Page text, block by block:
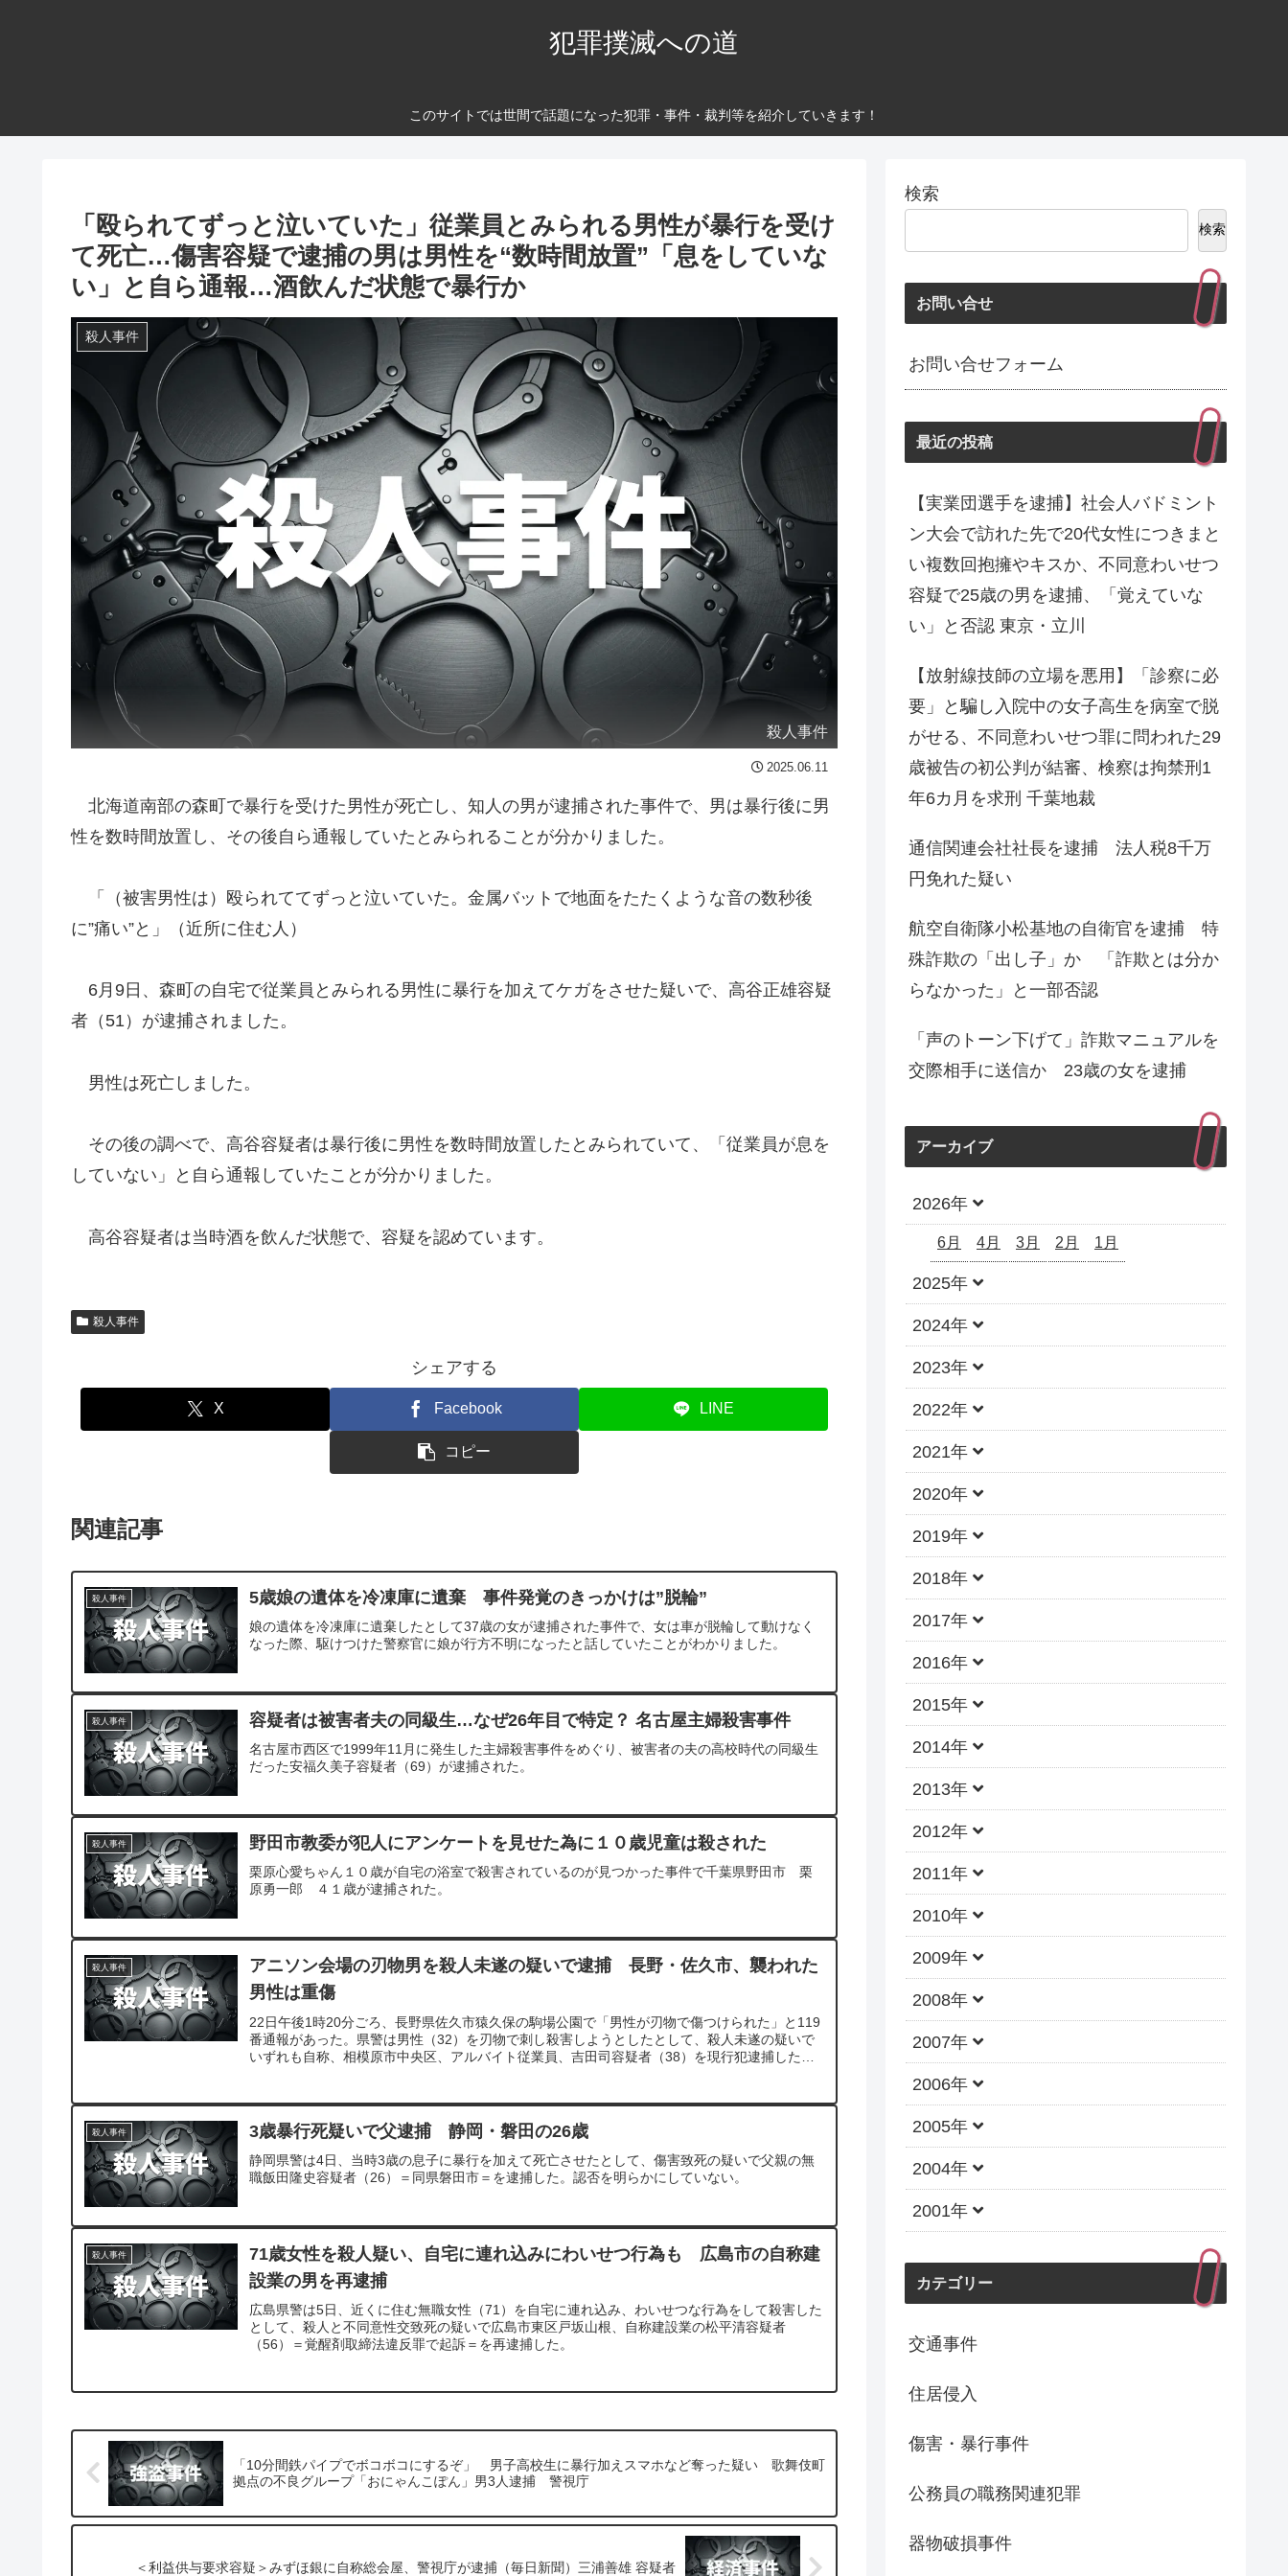
犯罪撲滅への道
このサイトでは世間で話題になった犯罪・事件・裁判等を紹介していきます！
「殴られてずっと泣いていた」従業員とみられる男性が暴行を受け
て死亡…傷害容疑で逮捕の男は男性を“数時間放置”「息をしていな
い」と自ら通報…酒飲んだ状態で暴行か
殺人事件
殺人事件
2025.06.11
北海道南部の森町で暴行を受けた男性が死亡し、知人の男が逮捕された事件で、男は暴行後に男
性を数時間放置し、その後自ら通報していたとみられることが分かりました。
「（被害男性は）殴られててずっと泣いていた。金属バットで地面をたたくような音の数秒後
に”痛い”と」（近所に住む人）
6月9日、森町の自宅で従業員とみられる男性に暴行を加えてケガをさせた疑いで、高谷正雄容疑
者（51）が逮捕されました。
男性は死亡しました。
その後の調べで、高谷容疑者は暴行後に男性を数時間放置したとみられていて、「従業員が息を
していない」と自ら通報していたことが分かりました。
高谷容疑者は当時酒を飲んだ状態で、容疑を認めています。
殺人事件
シェアする
X Facebook LINE
コピー
関連記事
殺人事件 5歳娘の遺体を冷凍庫に遺棄 事件発覚のきっかけは”脱輪”
娘の遺体を冷凍庫に遺棄したとして37歳の女が逮捕された事件で、女は車が脱輪して動けなく
なった際、駆けつけた警察官に娘が行方不明になったと話していたことがわかりました。
殺人事件 容疑者は被害者夫の同級生…なぜ26年目で特定？ 名古屋主婦殺害事件
名古屋市西区で1999年11月に発生した主婦殺害事件をめぐり、被害者の夫の高校時代の同級生
だった安福久美子容疑者（69）が逮捕された。
殺人事件 野田市教委が犯人にアンケートを見せた為に１０歳児童は殺された
栗原心愛ちゃん１０歳が自宅の浴室で殺害されているのが見つかった事件で千葉県野田市 栗
原勇一郎 ４１歳が逮捕された。
殺人事件
アニソン会場の刃物男を殺人未遂の疑いで逮捕 長野・佐久市、襲われた
男性は重傷
22日午後1時20分ごろ、長野県佐久市猿久保の駒場公園で「男性が刃物で傷つけられた」と119
番通報があった。県警は男性（32）を刃物で刺し殺害しようとしたとして、殺人未遂の疑いで
いずれも自称、相模原市中央区、アルバイト従業員、吉田司容疑者（38）を現行犯逮捕した。
殺人事件 3歳暴行死疑いで父逮捕 静岡・磐田の26歳
静岡県警は4日、当時3歳の息子に暴行を加えて死亡させたとして、傷害致死の疑いで父親の無
職飯田隆史容疑者（26）＝同県磐田市＝を逮捕した。認否を明らかにしていない。
殺人事件
71歳女性を殺人疑い、自宅に連れ込みにわいせつ行為も 広島市の自称建
設業の男を再逮捕
広島県警は5日、近くに住む無職女性（71）を自宅に連れ込み、わいせつな行為をして殺害した
として、殺人と不同意性交致死の疑いで広島市東区戸坂山根、自称建設業の松平清容疑者
（56）＝覚醒剤取締法違反罪で起訴＝を再逮捕した。
「10分間鉄パイプでボコボコにするぞ」 男子高校生に暴行加えスマホなど奪った疑い 歌舞伎町
拠点の不良グループ「おにゃんこぽん」男3人逮捕 警視庁
＜利益供与要求容疑＞みずほ銀に自称総会屋、警視庁が逮捕（毎日新聞）三浦善雄 容疑者
検索
検索
お問い合せ
お問い合せフォーム
最近の投稿
【実業団選手を逮捕】社会人バドミント
ン大会で訪れた先で20代女性につきまと
い複数回抱擁やキスか、不同意わいせつ
容疑で25歳の男を逮捕、「覚えていな
い」と否認 東京・立川
【放射線技師の立場を悪用】「診察に必
要」と騙し入院中の女子高生を病室で脱
がせる、不同意わいせつ罪に問われた29
歳被告の初公判が結審、検察は拘禁刑1
年6カ月を求刑 千葉地裁
通信関連会社社長を逮捕 法人税8千万
円免れた疑い
航空自衛隊小松基地の自衛官を逮捕 特
殊詐欺の「出し子」か 「詐欺とは分か
らなかった」と一部否認
「声のトーン下げて」詐欺マニュアルを
交際相手に送信か 23歳の女を逮捕
アーカイブ
2026年
6月 4月 3月 2月 1月
2025年
2024年
2023年
2022年
2021年
2020年
2019年
2018年
2017年
2016年
2015年
2014年
2013年
2012年
2011年
2010年
2009年
2008年
2007年
2006年
2005年
2004年
2001年
カテゴリー
交通事件
住居侵入
傷害・暴行事件
公務員の職務関連犯罪
器物破損事件